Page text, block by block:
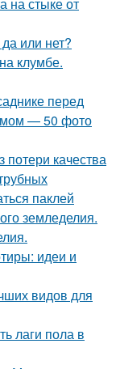
или нет?
клумбе.
перед
— 50 фото
потери качества
паклей
земледелия.
идеи и
видов для
лаги пола в